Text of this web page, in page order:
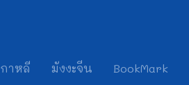
กาหลี มังงะจีน BookMark